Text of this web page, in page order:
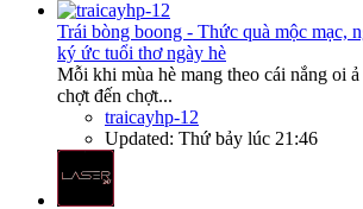
Trái bòng boong - Thức quà mộc mạc,
ký ức tuổi thơ ngày hè
Mỗi khi mùa hè mang theo cái nắng oi
chợt đến chợt...
traicayhp-12
Updated: Thứ bảy lúc 21:46